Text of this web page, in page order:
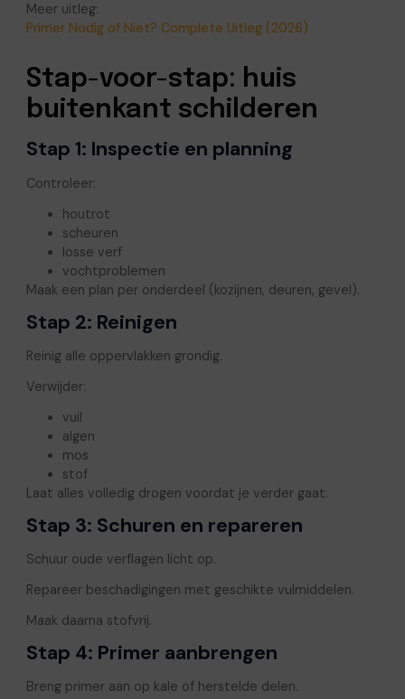
Meer uitleg:
Primer Nodig of Niet? Complete Uitleg (2026)
Stap-voor-stap: huis
buitenkant schilderen
Stap 1: Inspectie en planning
Controleer:
houtrot
scheuren
losse verf
vochtproblemen
Maak een plan per onderdeel (kozijnen, deuren, gevel).
Stap 2: Reinigen
Reinig alle oppervlakken grondig.
Verwijder:
vuil
algen
mos
stof
Laat alles volledig drogen voordat je verder gaat.
Stap 3: Schuren en repareren
Schuur oude verflagen licht op.
Repareer beschadigingen met geschikte vulmiddelen.
Maak daarna stofvrij.
Stap 4: Primer aanbrengen
Breng primer aan op kale of herstelde delen.